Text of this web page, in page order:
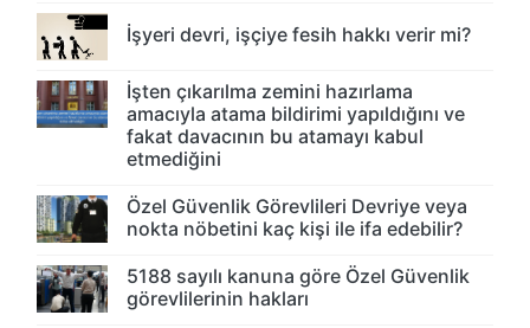
İşyeri devri, işçiye fesih hakkı verir mi?
İşten çıkarılma zemini hazırlama
amacıyla atama bildirimi yapıldığını ve
fakat davacının bu atamayı kabul
etmediğini
Özel Güvenlik Görevlileri Devriye veya
nokta nöbetini kaç kişi ile ifa edebilir?
5188 sayılı kanuna göre Özel Güvenlik
görevlilerinin hakları